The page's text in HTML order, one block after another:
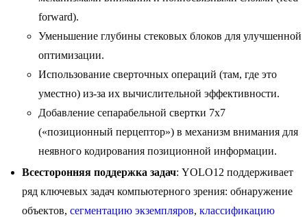
forward).
Уменьшение глубины стековых блоков для улучшенной
оптимизации.
Использование сверточных операций (там, где это
уместно) из-за их вычислительной эффективности.
Добавление сепарабельной свертки 7x7
(«позиционный перцептор») в механизм внимания для
неявного кодирования позиционной информации.
Всесторонняя поддержка задач: YOLO12 поддерживает
ряд ключевых задач компьютерного зрения: обнаружение
объектов, сегментацию экземпляров, классификацию